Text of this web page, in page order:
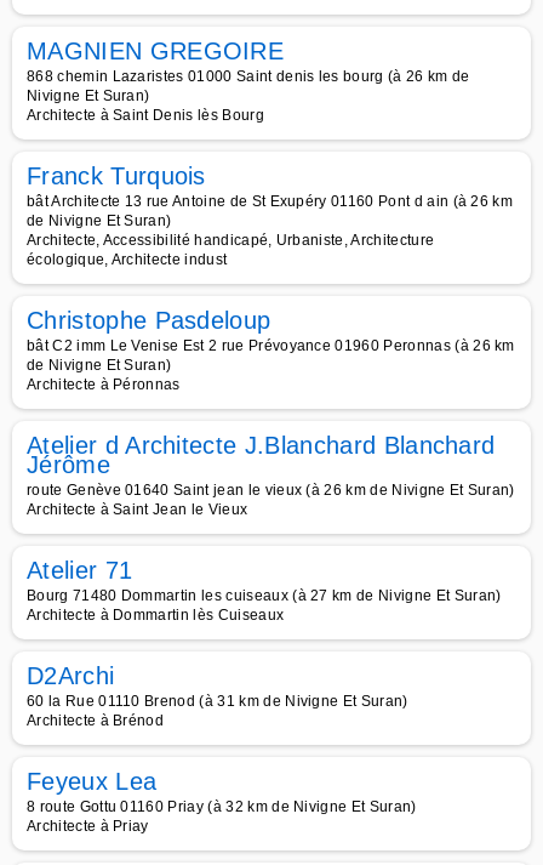
MAGNIEN GREGOIRE
868 chemin Lazaristes 01000 Saint denis les bourg (à 26 km de
Nivigne Et Suran)
Architecte à Saint Denis lès Bourg
Franck Turquois
bât Architecte 13 rue Antoine de St Exupéry 01160 Pont d ain (à 26 km
de Nivigne Et Suran)
Architecte, Accessibilité handicapé, Urbaniste, Architecture
écologique, Architecte indust
Christophe Pasdeloup
bât C2 imm Le Venise Est 2 rue Prévoyance 01960 Peronnas (à 26 km
de Nivigne Et Suran)
Architecte à Péronnas
Atelier d Architecte J.Blanchard Blanchard
Jérôme
route Genève 01640 Saint jean le vieux (à 26 km de Nivigne Et Suran)
Architecte à Saint Jean le Vieux
Atelier 71
Bourg 71480 Dommartin les cuiseaux (à 27 km de Nivigne Et Suran)
Architecte à Dommartin lès Cuiseaux
D2Archi
60 la Rue 01110 Brenod (à 31 km de Nivigne Et Suran)
Architecte à Brénod
Feyeux Lea
8 route Gottu 01160 Priay (à 32 km de Nivigne Et Suran)
Architecte à Priay